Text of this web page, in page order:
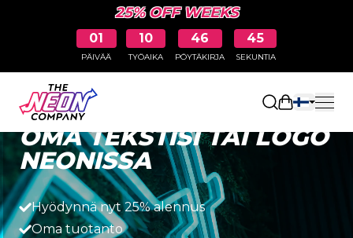
25% OFF WEEKS
01
PÄIVÄÄ
10
TYÖAIKA
46
PÖYTÄKIRJA
43
SEKUNTIA
Avaa
Nopea, helppo ja edullinen
OMA TEKSTISI TAI LOGO
NEONISSA
Hyödynnä nyt 25% alennus
Oma tuotanto